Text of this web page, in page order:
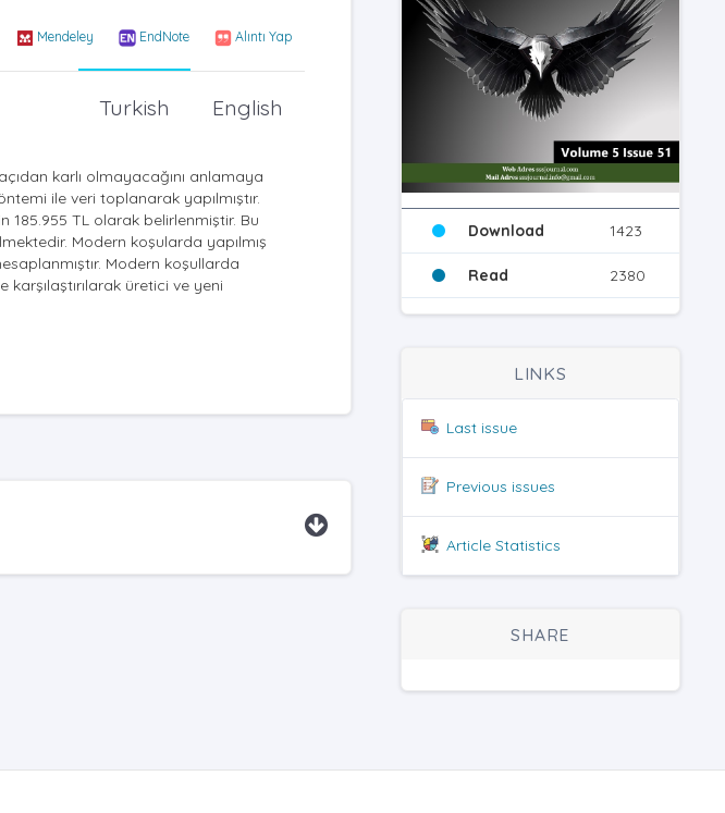
Mendeley EndNote Alıntı Yap
English
Turkish
karlı olmayacağını anlamaya
ile veri toplanarak yapılmıştır.
185.955 TL olarak belirlenmiştir. Bu
Modern koşularda yapılmış
Modern koşullarda
karşılaştırılarak üretici ve yeni
Download 1423
Read 2380
LINKS
Last issue
Previous issues
Article Statistics
SHARE